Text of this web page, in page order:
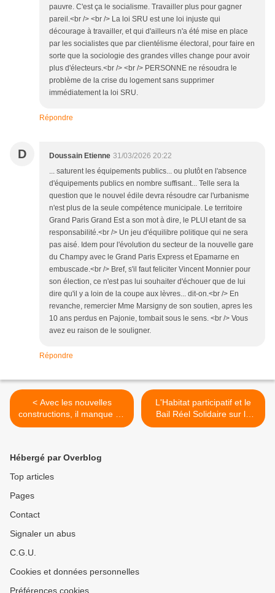
pauvre. C'est ça le socialisme. Travailler plus pour gagner
pareil.<br /> <br /> La loi SRU est une loi injuste qui
décourage à travailler, et qui d'ailleurs n'a été mise en place
par les socialistes que par clientélisme électoral, pour faire en
sorte que la sociologie des grandes villes change pour avoir
plus d'électeurs.<br /> <br /> PERSONNE ne résoudra le
problème de la crise du logement sans supprimer
immédiatement la loi SRU.
Répondre
D Doussain Etienne 31/03/2026 20:22
... saturent les équipements publics... ou plutôt en l'absence
d'équipements publics en nombre suffisant... Telle sera la
question que le nouvel édile devra résoudre car l'urbanisme
n'est plus de la seule compétence municipale. Le territoire
Grand Paris Grand Est a son mot à dire, le PLUI etant de sa
responsabilité.<br /> Un jeu d'équilibre politique qui ne sera
pas aisé. Idem pour l'évolution du secteur de la nouvelle gare
du Champy avec le Grand Paris Express et Epamarne en
embuscade.<br /> Bref, s'il faut feliciter Vincent Monnier pour
son élection, ce n'est pas lui souhaiter d'échouer que de lui
dire qu'il y a loin de la coupe aux lèvres... dit-on.<br /> En
revanche, remercier Mme Marsigny de son soutien, apres les
10 ans perdus en Pajonie, tombait sous le sens. <br /> Vous
avez eu raison de le souligner.
Répondre
< Avec les nouvelles
constructions, il manque un
groupe scolaire sur le
L'Habitat participatif et le
Bail Réel Solidaire sur la
ZAC des Bas - Heurts
Hébergé par Overblog
Top articles
Pages
Contact
Signaler un abus
C.G.U.
Cookies et données personnelles
Préférences cookies